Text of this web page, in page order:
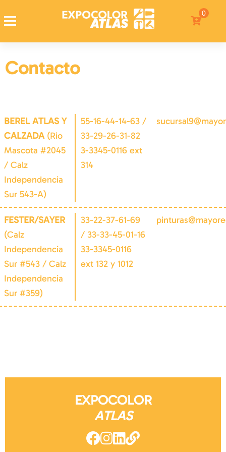
Expocolor Atlas
Tienda de pinturas en linea
0
Contacto
BEREL ATLAS Y
CALZADA(Rio
Mascota #2045
/ Calz
Independencia
Sur 543-A)
55-16-44-14-63 /
33-29-26-31-82
3-3345-0116 ext
314
FESTER/SAYER
(Calz
Independencia
Sur #543 / Calz
Independencia
Sur #359)
33-22-37-61-69
/ 33-33-45-01-16
33-3345-0116
ext 132 y 1012
EXPOCOLOR
ATLAS